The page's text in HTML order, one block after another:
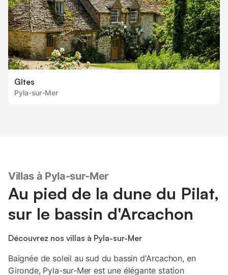
Gîtes
Pyla-sur-Mer
Villas à Pyla-sur-Mer
Au pied de la dune du Pilat,
sur le bassin d'Arcachon
Découvrez nos villas à Pyla-sur-Mer
Baignée de soleil au sud du bassin d'Arcachon, en
Gironde, Pyla-sur-Mer est une élégante station